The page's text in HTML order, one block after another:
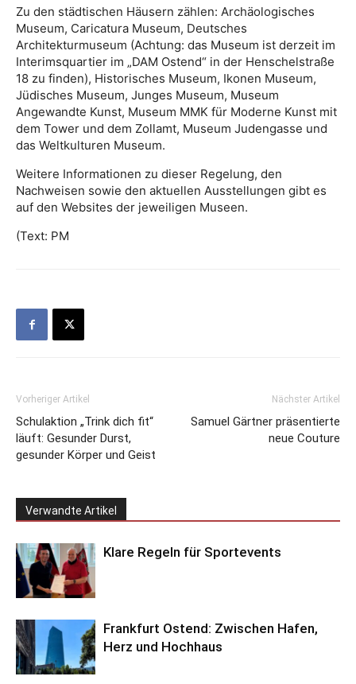
Zu den städtischen Häusern zählen: Archäologisches
Museum, Caricatura Museum, Deutsches
Architekturmuseum (Achtung: das Museum ist derzeit im
Interimsquartier im „DAM Ostend“ in der Henschelstraße
18 zu finden), Historisches Museum, Ikonen Museum,
Jüdisches Museum, Junges Museum, Museum
Angewandte Kunst, Museum MMK für Moderne Kunst mit
dem Tower und dem Zollamt, Museum Judengasse und
das Weltkulturen Museum.
Weitere Informationen zu dieser Regelung, den
Nachweisen sowie den aktuellen Ausstellungen gibt es
auf den Websites der jeweiligen Museen.
(Text: PM
Vorheriger Artikel
Schulaktion „Trink dich fit“
läuft: Gesunder Durst,
gesunder Körper und Geist
Nächster Artikel
Samuel Gärtner präsentierte
neue Couture
Verwandte Artikel
Klare Regeln für Sportevents
Frankfurt Ostend: Zwischen Hafen,
Herz und Hochhaus